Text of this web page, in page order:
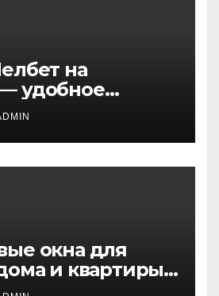
на
удобное
для ставок на
окна для
и квартиры:
и